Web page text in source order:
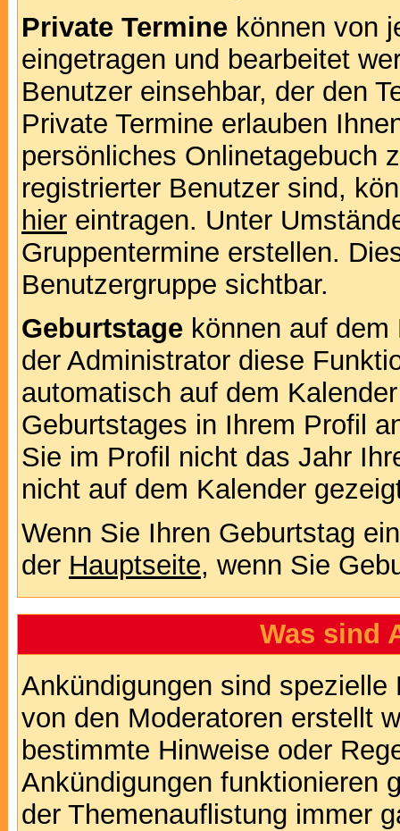
Private Termine können von
eingetragen und bearbeitet
Benutzer einsehbar, der den
Private Termine erlauben
persönliches Onlinetagebuch
registrierter Benutzer sind,
hier eintragen. Unter
Gruppentermine erstellen.
Benutzergruppe sichtbar.
Geburtstage können auf
der Administrator diese
automatisch auf dem
Geburtstages in Ihrem Profil
Sie im Profil nicht das Jahr
nicht auf dem Kalender
Wenn Sie Ihren Geburtstag
der Hauptseite, wenn Sie
Was sind
Ankündigungen sind
von den Moderatoren erstellt
bestimmte Hinweise oder
Ankündigungen funktionieren
der Themenauflistung immer